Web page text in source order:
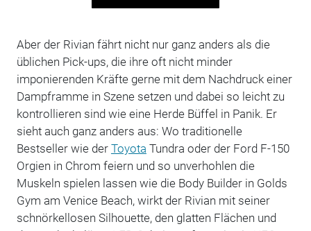
Aber der Rivian fährt nicht nur ganz anders als die
üblichen Pick-ups, die ihre oft nicht minder
imponierenden Kräfte gerne mit dem Nachdruck einer
Dampframme in Szene setzen und dabei so leicht zu
kontrollieren sind wie eine Herde Büffel in Panik. Er
sieht auch ganz anders aus: Wo traditionelle
Bestseller wie der Toyota Tundra oder der Ford F-150
Orgien in Chrom feiern und so unverhohlen die
Muskeln spielen lassen wie die Body Builder in Golds
Gym am Venice Beach, wirkt der Rivian mit seiner
schnörkellosen Silhouette, den glatten Flächen und